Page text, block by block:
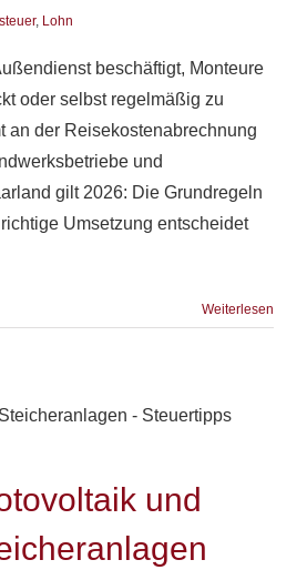
, Lohn
beschäftigt, Monteure
oder selbst regelmäßig zu
an der Reisekostenabrechnung
und
gilt 2026: Die Grundregeln
Umsetzung entscheidet
Weiterlesen
und